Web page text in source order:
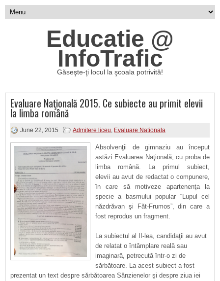
Educatie @
InfoTrafic
Găseşte-ţi locul la şcoala potrivită!
Evaluare Naţională 2015. Ce subiecte au primit elevii
la limba română
June 22, 2015 Admitere liceu, Evaluare Nationala
Absolvenţii de gimnaziu au început
astăzi Evaluarea Naţională, cu proba de
limba română. La primul subiect,
elevii au avut de redactat o compunere,
în care să motiveze apartenenţa la
specie a basmului popular “Lupul cel
năzdrăvan şi Făt-Frumos”, din care a
fost reprodus un fragment.
La subiectul al II-lea, candidaţii au avut
de relatat o întâmplare reală sau
imaginară, petrecută într-o zi de
sărbătoare. La acest subiect a fost
prezentat un text despre sărbătoarea Sânzienelor şi despre ziua iei